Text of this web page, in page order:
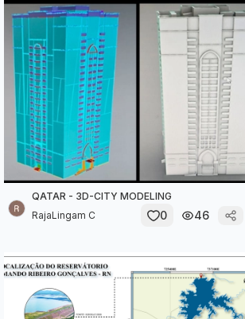
QATAR - 3D-CITY MODELING
RajaLingam C
0 46